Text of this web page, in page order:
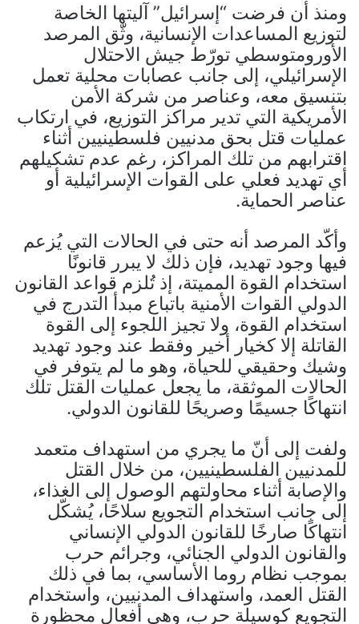
ومنذ أن فرضت “إسرائيل” آليتها الخاصة
لتوزيع المساعدات الإنسانية، وثّق المرصد
الأورومتوسطي تورّط جيش الاحتلال
الإسرائيلي، إلى جانب عصابات محلية تعمل
بتنسيق معه، وعناصر من شركة الأمن
الأمريكية التي تدير مراكز التوزيع، في ارتكاب
عمليات قتل بحق مدنيين فلسطينيين أثناء
اقترابهم من تلك المراكز، رغم عدم تشكيلهم
أي تهديد فعلي على القوات الإسرائيلية أو
عناصر الحماية.
وأكّد المرصد أنه حتى في الحالات التي يُزعم
فيها وجود تهديد، فإن ذلك لا يبرر قانونًا
استخدام القوة المميتة، إذ تُلزم قواعد القانون
الدولي القوات الأمنية باتباع مبدأ التدرج في
استخدام القوة، ولا تجيز اللجوء إلى القوة
القاتلة إلا كخيار أخير وفقط عند وجود تهديد
وشيك وحقيقي للحياة، وهو ما لم يتوفر في
الحالات الموثقة، ما يجعل عمليات القتل تلك
انتهاكًا جسيمًا وصريحًا للقانون الدولي.
ولفت إلى أنّ ما يجري من استهداف متعمد
للمدنيين الفلسطينيين، من خلال القتل
والإصابة أثناء محاولتهم الوصول إلى الغذاء،
إلى جانب استخدام التجويع سلاحًا، يُشكّل
انتهاكًا صارخًا للقانون الدولي الإنساني
والقانون الدولي الجنائي، وجرائم حرب
بموجب نظام روما الأساسي، بما في ذلك
القتل العمد، واستهداف المدنيين، واستخدام
التجويع كوسيلة حرب، وهي أفعال محظورة